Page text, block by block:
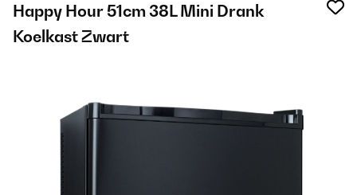
Happy Hour 51cm 38L Mini Drank
Koelkast Zwart